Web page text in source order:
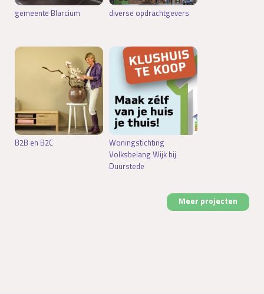
gemeente Blarcium diverse opdrachtgevers
B2B en B2C
Woningstichting
Volksbelang Wijk bij
Duurstede
Meer projecten